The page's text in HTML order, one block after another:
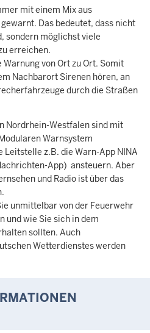
mit einem Mix aus
Das bedeutet, dass nicht
sondern möglichst viele
erreichen.
von Ort zu Ort. Somit
Nachbarort Sirenen hören, an
durch die Straßen
Nordrhein-Westfalen sind mit
Warnsystem
z.B. die Warn-App NINA
App) ansteuern. Aber
und Radio ist über das
unmittelbar von der Feuerwehr
und wie Sie sich in dem
sollten. Auch
Wetterdienstes werden